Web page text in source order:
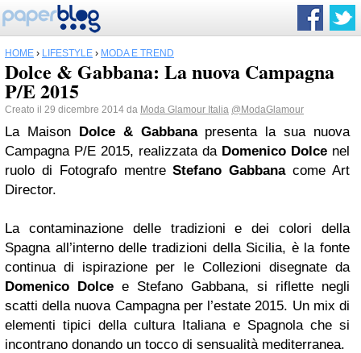
HOME › LIFESTYLE › MODA E TREND
Dolce & Gabbana: La nuova Campagna
P/E 2015
Creato il 29 dicembre 2014 da Moda Glamour Italia @ModaGlamour
La Maison Dolce & Gabbanapresenta la sua nuova
Campagna P/E 2015, realizzata da Domenico Dolce nel
ruolo di Fotografo mentreStefano Gabbanacome Art
Director.
La contaminazione delle tradizioni e dei colori della
Spagna all’interno delle tradizioni della Sicilia, è la fonte
continua di ispirazione per le Collezioni disegnate da
Domenico Dolce e Stefano Gabbana, si riflette negli
scatti della nuova Campagna per l’estate 2015. Un mix di
elementi tipici della cultura Italiana e Spagnola che si
incontrano donando un tocco di sensualità mediterranea.